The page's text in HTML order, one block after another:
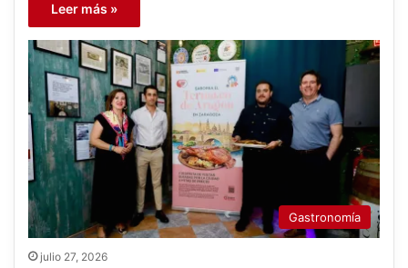
Leer más »
Gastronomía
julio 27, 2026